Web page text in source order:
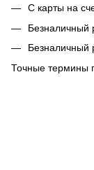
С карты на
Безналичный
Безналичный
Точные термины